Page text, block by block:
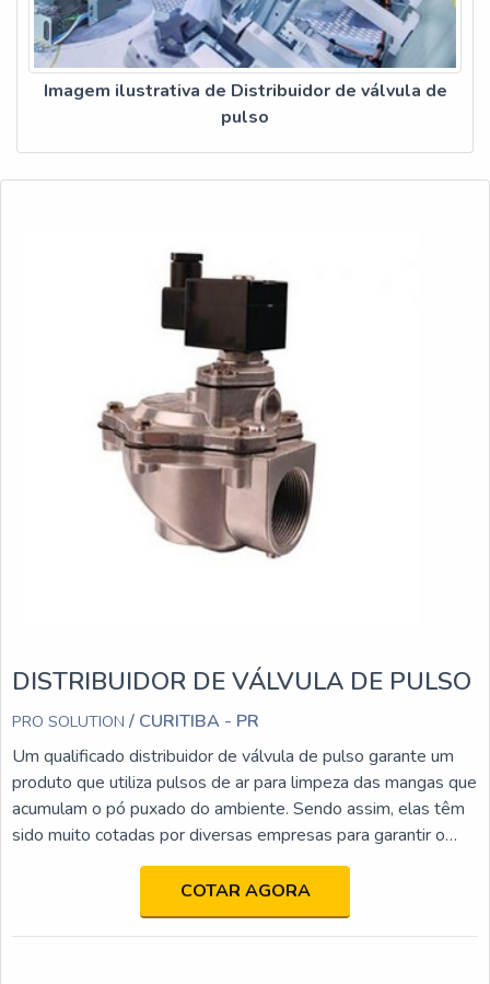
Imagem ilustrativa de Distribuidor de válvula de
pulso
DISTRIBUIDOR DE VÁLVULA DE PULSO
PRO SOLUTION / CURITIBA - PR
Um qualificado distribuidor de válvula de pulso garante um
produto que utiliza pulsos de ar para limpeza das mangas que
acumulam o pó puxado do ambiente. Sendo assim, elas têm
sido muito cotadas por diversas empresas para garantir o
controle de poluição do ar.mais informações sobre o
produtoO pó é jogado em um recipiente e eliminado. O
sistema é automático e utiliza jatos de ar comprimido em
contracorrente com uma unidade de controle eletrônico para
COTAR AGORA